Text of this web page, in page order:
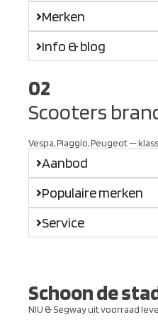
Merken
Info & blog
02
Scooters
Vespa, Piaggio, Peugeot —
Aanbod
Populaire merken
Service
Schoon de
NIU & Segway uit voorraad